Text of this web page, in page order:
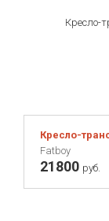
Кресло-
Fatboy
21800 руб.